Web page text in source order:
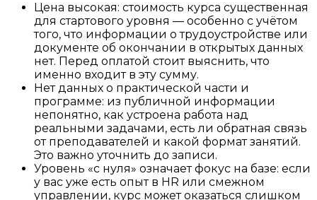
Цена высокая: стоимость курса существенная
для стартового уровня — особенно с учётом
того, что информации о трудоустройстве или
документе об окончании в открытых данных
нет. Перед оплатой стоит выяснить, что
именно входит в эту сумму.
Нет данных о практической части и
программе: из публичной информации
непонятно, как устроена работа над
реальными задачами, есть ли обратная связь
от преподавателей и какой формат занятий.
Это важно уточнить до записи.
Уровень «с нуля» означает фокус на базе: если
у вас уже есть опыт в HR или смежном
управлении, курс может оказаться слишком